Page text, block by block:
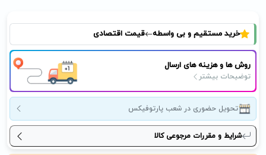
خرید مستقیم و بی واسطه قیمت اقتصادی
روش ها و هزینه های ارسال
توضیحات بیشتر
تحویل حضوری در شعب پارتوفیکس
شرایط و مقررات مرجوعی کالا